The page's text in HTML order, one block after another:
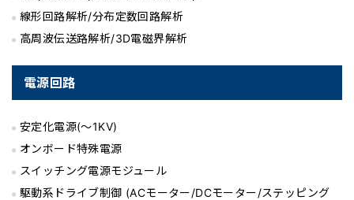
線形回路解析/分布定数回路解析
高周波伝送路解析/3D電磁界解析
電源回路
安定化電源(～1KV)
オンボード特殊電源
スイッチング電源モジュール
駆動系ドライブ制御 (ACモーター/DCモーター/ステッピング